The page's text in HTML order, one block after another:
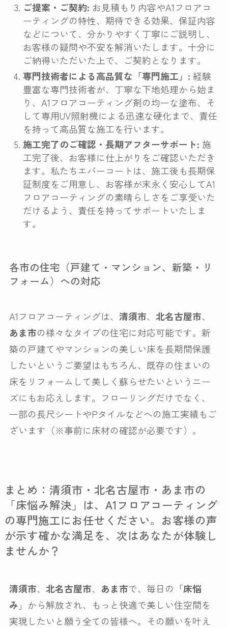
ご提案・ご契約: お見積もり内容やA1フロアコ
ーティングの特性、期待できる効果、保証内容
などについて、分かりやすく丁寧にご説明し、
お客様の疑問や不安を解消いたします。十分に
ご納得いただいた上で、ご契約となります。
専門技術者による高品質な「専門施工」: 経験
豊富な専門技術者が、丁寧な下地処理から始ま
り、A1フロアコーティング剤の均一な塗布、そ
して専用UV照射機による迅速な硬化まで、責任
を持って高品質な施工を行います。
施工完了のご確認・長期アフターサポート: 施
工完了後、お客様に仕上がりをご確認いただき
ます。私たちエバーコートは、施工後も長期保
証制度をご用意し、お客様が末永く安心してA1
フロアコーティングの素晴らしさをご享受いた
だけるよう、責任を持ってサポートいたしま
す。
各市の住宅（戸建て・マンション、新築・リ
フォーム）への対応
A1フロアコーティングは、 清須市、 北名古屋市、
あま市の様々なタイプの住宅に対応可能です。新
築の戸建てやマンションの美しい床を長期間保護
したいというご要望はもちろん、既存の住まいの
床をリフォームして美しく蘇らせたいというニー
ズにもお応えします。フローリングだけでなく、
一部の長尺シートやPタイルなどへの施工実績もご
ざいます（※事前に床材の確認が必要です）。
まとめ：清須市・北名古屋市・あま市の
「床悩み解決」は、A1フロアコーティング
の専門施工にお任せください。お客様の声
が示す確かな満足を、次はあなたが体験し
ませんか？
清須市、 北名古屋市、 あま市で、毎日の「床悩
み 」から解放され、もっと快適で美しい住空間を
実現したいと願う全ての皆様へ。その願いを叶え